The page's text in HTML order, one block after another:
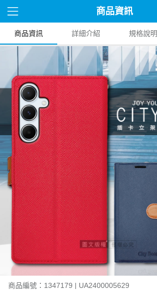
商品資訊
商品資訊 詳細介紹 規格說明
商品編號：1347179 | UA2400005629